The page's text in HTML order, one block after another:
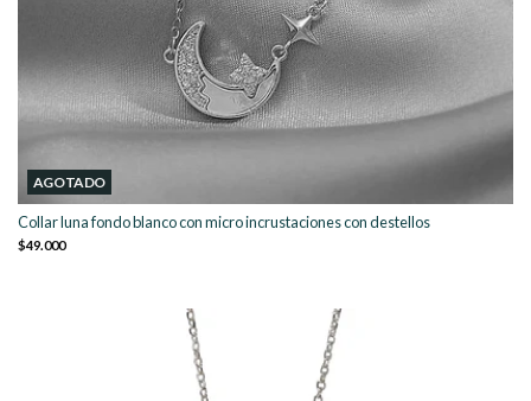
AGOTADO
Collar luna fondo blanco con micro incrustaciones con destellos
$49.000